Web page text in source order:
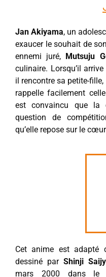
Jan Akiyama, un
exaucer le souhait de
ennemi juré, Mutsuju
culinaire. Lorsqu’il
il rencontre sa petite-fille,
rappelle facilement
est convaincu que la
question de
qu’elle repose sur le
Cet anime est adapté
dessiné par Shinji
mars 2000 dans le